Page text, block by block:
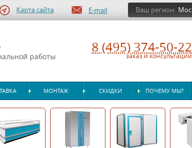
Карта сайта E-mail Ваш регион:
работы
8 (495) 374-50-22
заказ и консультации
МОНТАЖ СКИДКИ ПОЧЕМУ МЫ?